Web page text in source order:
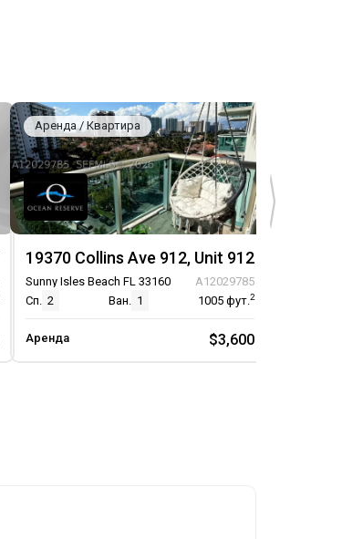
Аренда / Квартира
19370 Collins Ave 912, Unit 912
Sunny Isles Beach FL 33160
A12029785
Сп. 2 Ван. 1 1005 фут.2
Аренда $3,600